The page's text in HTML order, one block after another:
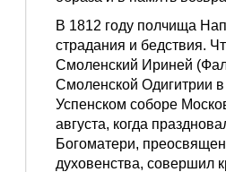
В 1812 году полчища
страдания и бедствия.
Смоленский Ириней
Смоленской Одигитрии в
Успенском соборе
августа, когда
Богоматери,
духовенства, совершил